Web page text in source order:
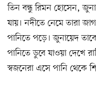
তিন বন্ধু রিমন হোসেন,
যায়। নদীতে নেমে তারা
পানিতে পড়ে। জুনায়েদ
পানিতে ডুবে যাওয়া দেখে
স্বজনেরা এসে পানি থেকে